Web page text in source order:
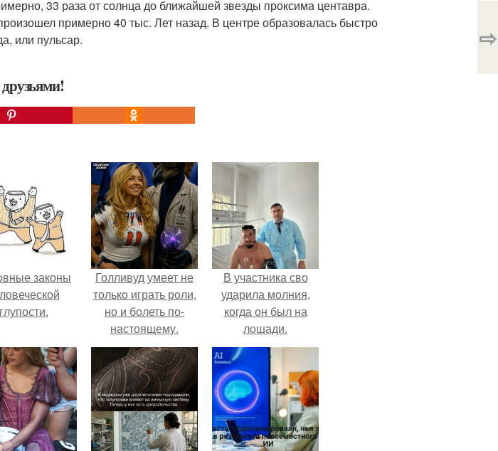
33 раза от солнца до ближайшей звезды проксима центавра.
примерно 40 тыс. Лет назад. В центре образовалась быстро
или пульсар.
⇨
законы
глупости.
Голливуд умеет не
только играть роли,
но и болеть по-
настоящему.
В участника сво
ударила молния,
когда он был на
лошади.